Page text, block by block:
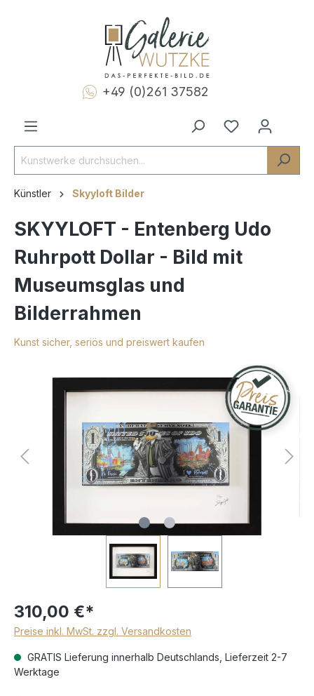
+49 (0)261 37582
Künstler Skyyloft Bilder
SKYYLOFT - Entenberg Udo
Ruhrpott Dollar - Bild mit
Museumsglas und
Bilderrahmen
Kunst sicher, seriös und preiswert kaufen
310,00 €*
Preise inkl. MwSt. zzgl. Versandkosten
GRATIS Lieferung innerhalb Deutschlands, Lieferzeit 2-7
Werktage